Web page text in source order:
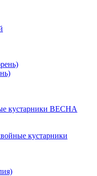
кустарники ВЕСНА
кустарники